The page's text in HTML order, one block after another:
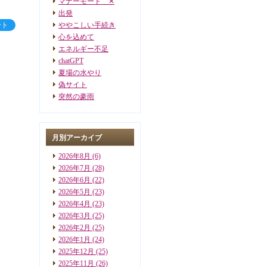
出発
ややこしい手続き
心を込めて
エネルギー不足
chatGPT
夏場の水やり
偽サイト
突然の豪雨
月別アーカイブ
2026年8月 (6)
2026年7月 (28)
2026年6月 (22)
2026年5月 (23)
2026年4月 (23)
2026年3月 (25)
2026年2月 (25)
2026年1月 (24)
2025年12月 (25)
2025年11月 (26)